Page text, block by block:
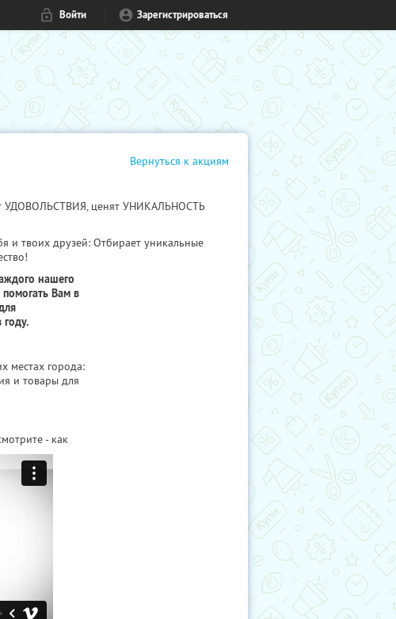
Войти Зарегистрироваться
Вернуться к акциям
УДОВОЛЬСТВИЯ, ценят УНИКАЛЬНОСТЬ
и твоих друзей: Отбирает уникальные
нашего
Вам в
местах города:
и товары для
- как